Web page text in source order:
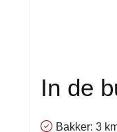
In de
Bakker: 3